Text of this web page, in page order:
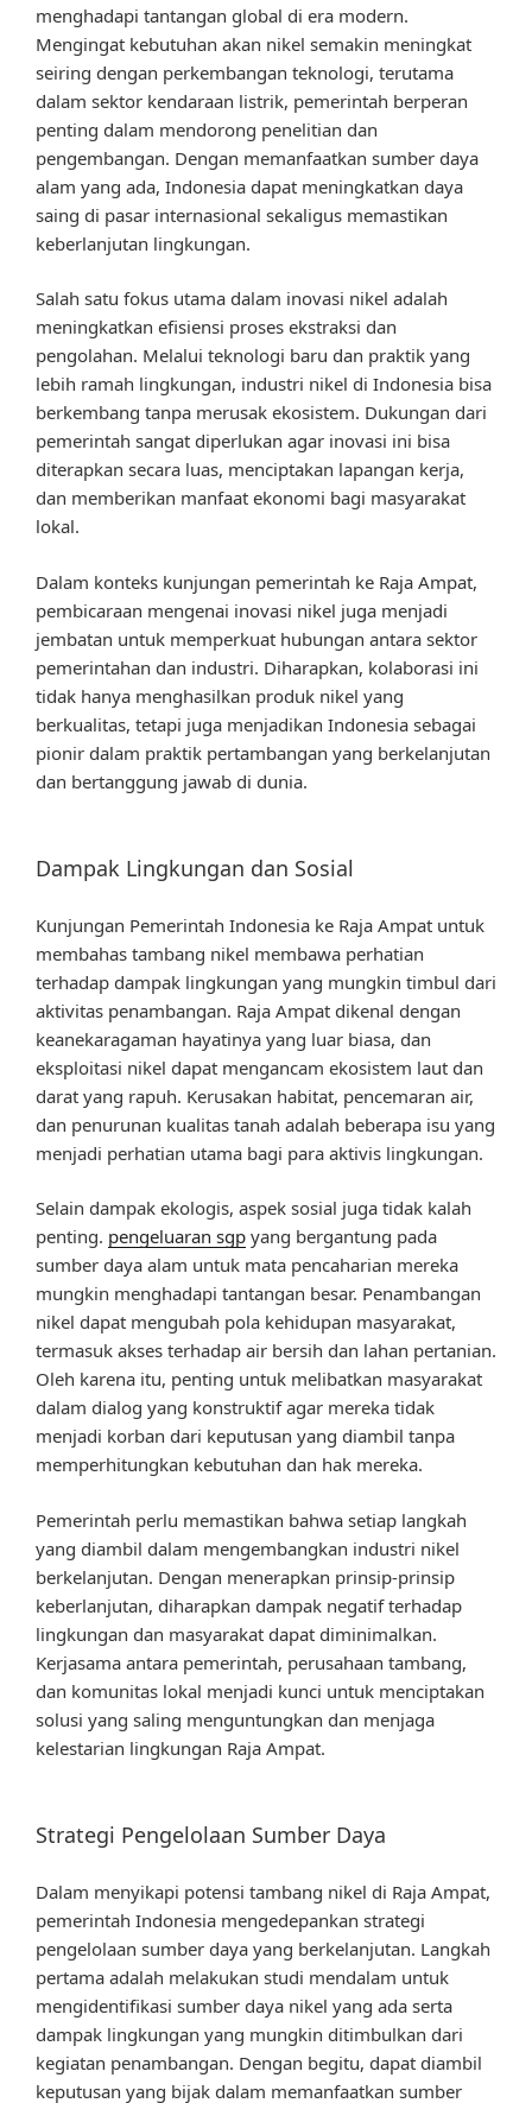
menghadapi tantangan global di era modern.
Mengingat kebutuhan akan nikel semakin meningkat
seiring dengan perkembangan teknologi, terutama
dalam sektor kendaraan listrik, pemerintah berperan
penting dalam mendorong penelitian dan
pengembangan. Dengan memanfaatkan sumber daya
alam yang ada, Indonesia dapat meningkatkan daya
saing di pasar internasional sekaligus memastikan
keberlanjutan lingkungan.
Salah satu fokus utama dalam inovasi nikel adalah
meningkatkan efisiensi proses ekstraksi dan
pengolahan. Melalui teknologi baru dan praktik yang
lebih ramah lingkungan, industri nikel di Indonesia bisa
berkembang tanpa merusak ekosistem. Dukungan dari
pemerintah sangat diperlukan agar inovasi ini bisa
diterapkan secara luas, menciptakan lapangan kerja,
dan memberikan manfaat ekonomi bagi masyarakat
lokal.
Dalam konteks kunjungan pemerintah ke Raja Ampat,
pembicaraan mengenai inovasi nikel juga menjadi
jembatan untuk memperkuat hubungan antara sektor
pemerintahan dan industri. Diharapkan, kolaborasi ini
tidak hanya menghasilkan produk nikel yang
berkualitas, tetapi juga menjadikan Indonesia sebagai
pionir dalam praktik pertambangan yang berkelanjutan
dan bertanggung jawab di dunia.
Dampak Lingkungan dan Sosial
Kunjungan Pemerintah Indonesia ke Raja Ampat untuk
membahas tambang nikel membawa perhatian
terhadap dampak lingkungan yang mungkin timbul dari
aktivitas penambangan. Raja Ampat dikenal dengan
keanekaragaman hayatinya yang luar biasa, dan
eksploitasi nikel dapat mengancam ekosistem laut dan
darat yang rapuh. Kerusakan habitat, pencemaran air,
dan penurunan kualitas tanah adalah beberapa isu yang
menjadi perhatian utama bagi para aktivis lingkungan.
Selain dampak ekologis, aspek sosial juga tidak kalah
penting. pengeluaran sgp yang bergantung pada
sumber daya alam untuk mata pencaharian mereka
mungkin menghadapi tantangan besar. Penambangan
nikel dapat mengubah pola kehidupan masyarakat,
termasuk akses terhadap air bersih dan lahan pertanian.
Oleh karena itu, penting untuk melibatkan masyarakat
dalam dialog yang konstruktif agar mereka tidak
menjadi korban dari keputusan yang diambil tanpa
memperhitungkan kebutuhan dan hak mereka.
Pemerintah perlu memastikan bahwa setiap langkah
yang diambil dalam mengembangkan industri nikel
berkelanjutan. Dengan menerapkan prinsip-prinsip
keberlanjutan, diharapkan dampak negatif terhadap
lingkungan dan masyarakat dapat diminimalkan.
Kerjasama antara pemerintah, perusahaan tambang,
dan komunitas lokal menjadi kunci untuk menciptakan
solusi yang saling menguntungkan dan menjaga
kelestarian lingkungan Raja Ampat.
Strategi Pengelolaan Sumber Daya
Dalam menyikapi potensi tambang nikel di Raja Ampat,
pemerintah Indonesia mengedepankan strategi
pengelolaan sumber daya yang berkelanjutan. Langkah
pertama adalah melakukan studi mendalam untuk
mengidentifikasi sumber daya nikel yang ada serta
dampak lingkungan yang mungkin ditimbulkan dari
kegiatan penambangan. Dengan begitu, dapat diambil
keputusan yang bijak dalam memanfaatkan sumber